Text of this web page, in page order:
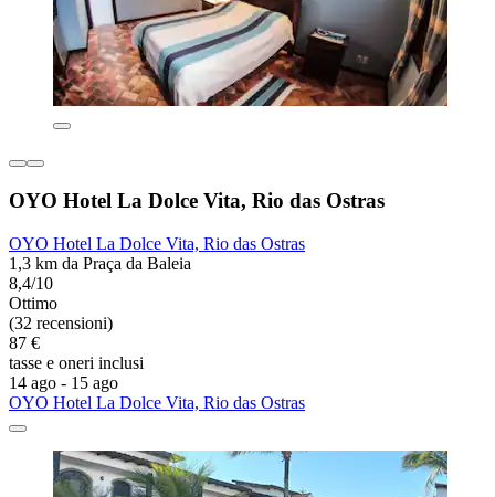
OYO Hotel La Dolce Vita, Rio das Ostras
OYO Hotel La Dolce Vita, Rio das Ostras
1,3 km da Praça da Baleia
8,4/10
Ottimo
(32 recensioni)
87 €
tasse e oneri inclusi
14 ago - 15 ago
OYO Hotel La Dolce Vita, Rio das Ostras